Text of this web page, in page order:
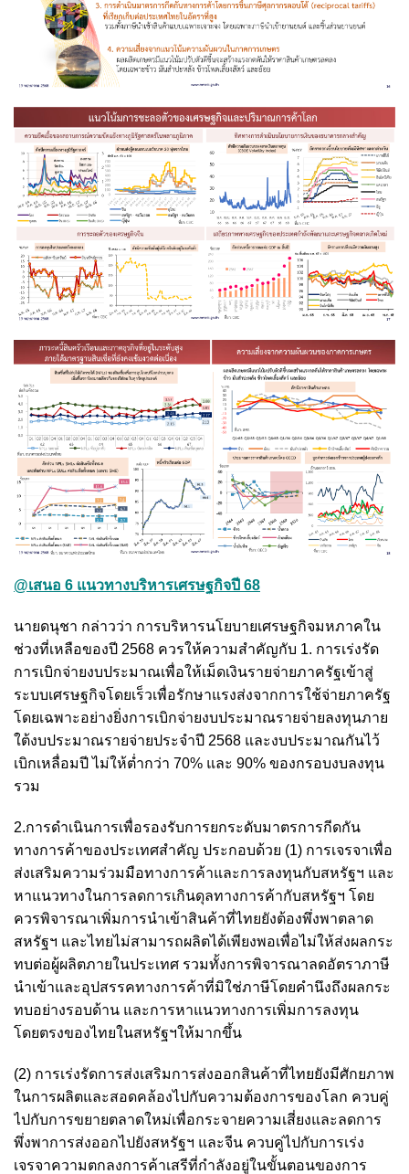
@เสนอ 6 แนวทางบริหารเศรษฐกิจปี 68
นายดนุชา กล่าวว่า การบริหารนโยบายเศรษฐกิจมหภาคใน
ช่วงที่เหลือของปี 2568 ควรให้ความสำคัญกับ 1. การเร่งรัด
การเบิกจ่ายงบประมาณเพื่อให้เม็ดเงินรายจ่ายภาครัฐเข้าสู่
ระบบเศรษฐกิจโดยเร็วเพื่อรักษาแรงส่งจากการใช้จ่ายภาครัฐ
โดยเฉพาะอย่างยิ่งการเบิกจ่ายงบประมาณรายจ่ายลงทุนภาย
ใต้งบประมาณรายจ่ายประจำปี 2568 และงบประมาณกันไว้
เบิกเหลื่อมปี ไม่ให้ต่ำกว่า 70% และ 90% ของกรอบงบลงทุน
รวม
2.การดำเนินการเพื่อรองรับการยกระดับมาตรการกีดกัน
ทางการค้าของประเทศสำคัญ ประกอบด้วย (1) การเจรจาเพื่อ
ส่งเสริมความร่วมมือทางการค้าและการลงทุนกับสหรัฐฯ และ
หาแนวทางในการลดการเกินดุลทางการค้ากับสหรัฐฯ โดย
ควรพิจารณาเพิ่มการนำเข้าสินค้าที่ไทยยังต้องพึ่งพาตลาด
สหรัฐฯ และไทยไม่สามารถผลิตได้เพียงพอเพื่อไม่ให้ส่งผลกระ
ทบต่อผู้ผลิตภายในประเทศ รวมทั้งการพิจารณาลดอัตราภาษี
นำเข้าและอุปสรรคทางการค้าที่มิใช่ภาษีโดยคำนึงถึงผลกระ
ทบอย่างรอบด้าน และการหาแนวทางการเพิ่มการลงทุน
โดยตรงของไทยในสหรัฐฯให้มากขึ้น
(2) การเร่งรัดการส่งเสริมการส่งออกสินค้าที่ไทยยังมีศักยภาพ
ในการผลิตและสอดคล้องไปกับความต้องการของโลก ควบคู่
ไปกับการขยายตลาดใหม่เพื่อกระจายความเสี่ยงและลดการ
พึ่งพาการส่งออกไปยังสหรัฐฯ และจีน ควบคู่ไปกับการเร่ง
เจรจาความตกลงการค้าเสรีที่กำลังอยู่ในขั้นตอนของการ